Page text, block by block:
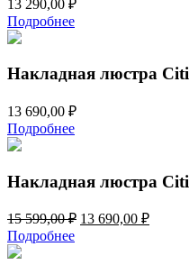
13 290,00 ₽
Подробнее
Накладная люстра
13 690,00 ₽
Подробнее
Накладная люстра
15 599,00₽ Первоначальная
13 690,00 ₽
Подробнее